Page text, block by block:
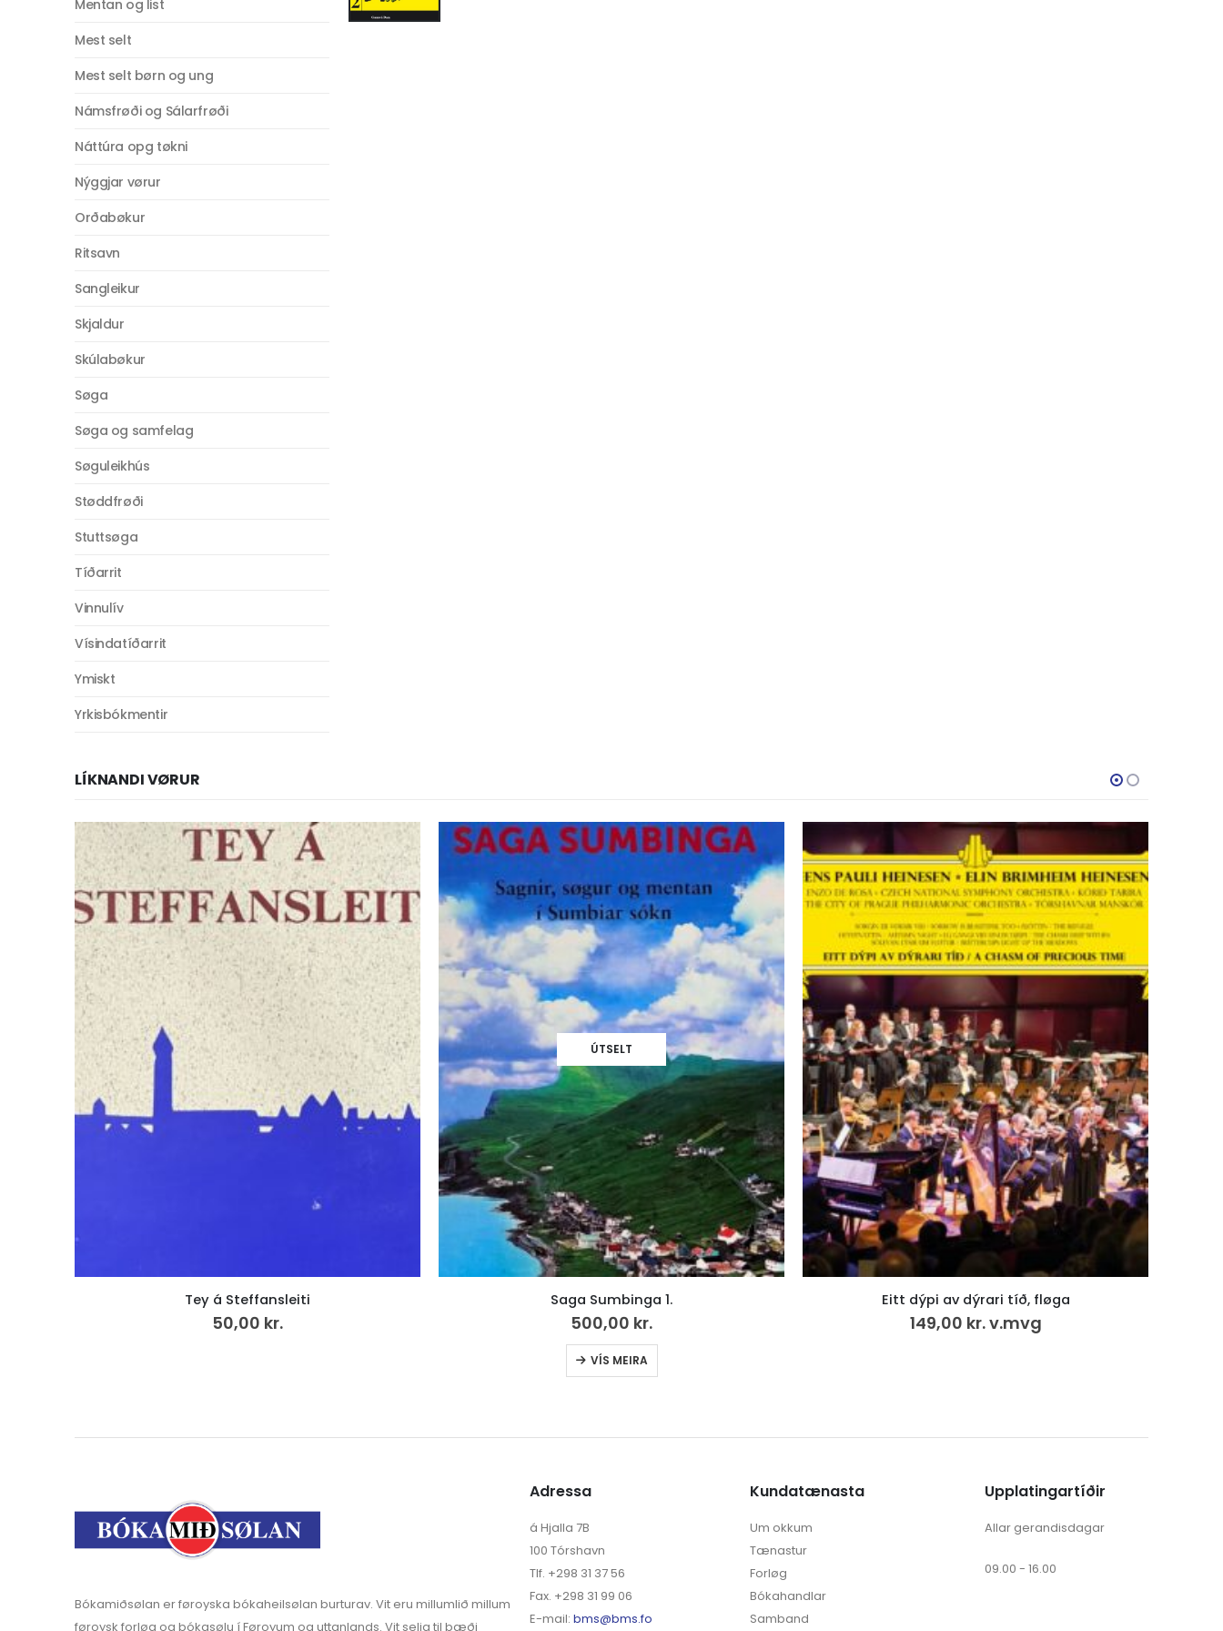
Mentan og list
Mest selt
Mest selt børn og ung
Námsfrøði og Sálarfrøði
Náttúra opg tøkni
Nýggjar vørur
Orðabøkur
Ritsavn
Sangleikur
Skjaldur
Skúlabøkur
Søga
Søga og samfelag
Søguleikhús
Støddfrøði
Stuttsøga
Tíðarrit
Vinnulív
Vísindatíðarrit
Ymiskt
Yrkisbókmentir
LÍKNANDI VØRUR
Tey á Steffansleiti
50,00 kr.
ÚTSELT
Saga Sumbinga 1.
500,00 kr.
VÍS MEIRA
Eitt dýpi av dýrari tíð, fløga
149,00 kr.v.mvg
Bókamiðsølan er føroyska bókaheilsølan burturav. Vit eru millumlið millum
føroysk forløg og bókasølu í Føroyum og uttanlands. Vit selja til bæði
Adressa
á Hjalla 7B
100 Tórshavn
Tlf. +298 31 37 56
Fax. +298 31 99 06
E-mail: bms@bms.fo
Kundatænasta
Um okkum
Tænastur
Forløg
Bókahandlar
Samband
Upplatingartíðir
Allar gerandisdagar
09.00 - 16.00